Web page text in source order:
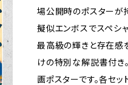
場公開時のポスターが
擬似エンボスでスペシ
最高級の輝きと存在感
けの特別な解説書付き
画ポスターです。各セッ